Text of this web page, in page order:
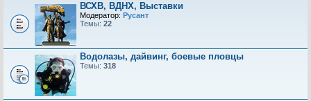
ВСХВ, ВДНХ, Выставки
Модератор: Русант
Темы: 22
Водолазы, дайвинг, боевые пловцы
Темы: 318